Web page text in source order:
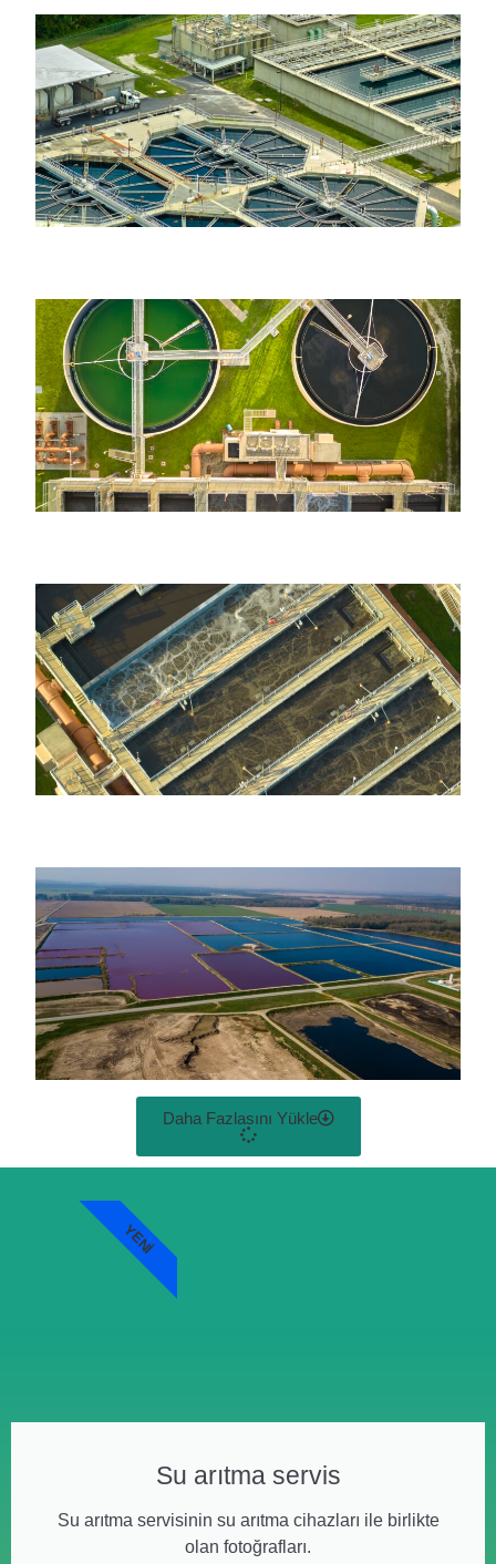
Daha Fazlasını Yükle
Su arıtma servis
Su arıtma servisinin su arıtma cihazları ile birlikte
olan fotoğrafları.
YENI